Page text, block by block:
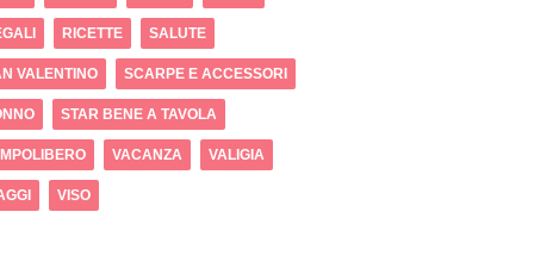
RICETTE SALUTE
VALENTINO SCARPE E ACCESSORI
STAR BENE A TAVOLA
VACANZA VALIGIA
VISO